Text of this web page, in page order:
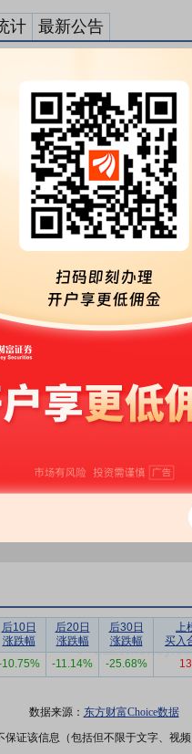
计 最新公告
后10日
涨跌幅
后20日
涨跌幅
后30日
涨跌幅
上
买入
10.75% -11.14% -25.68%
数据来源： 东方财富Choice数据
证该信息（包括但不限于文字、